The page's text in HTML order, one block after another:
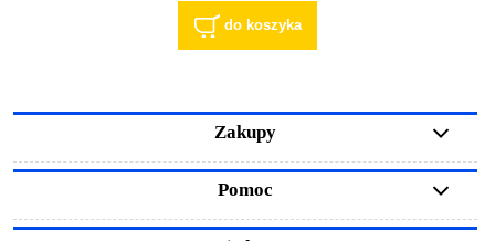
do koszyka
Zakupy
Pomoc